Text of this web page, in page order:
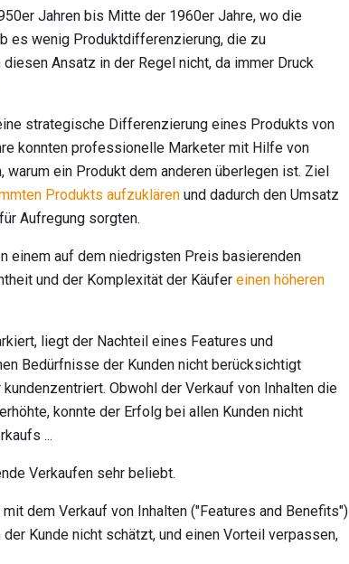
Jahren bis Mitte der 1960er Jahre, wo die
es wenig Produktdifferenzierung, die zu
Ansatz in der Regel nicht, da immer Druck
strategische Differenzierung eines Produkts von
konnten professionelle Marketer mit Hilfe von
ein Produkt dem anderen überlegen ist. Ziel
Produkts aufzuklären und dadurch den Umsatz
Aufregung sorgten.
einem auf dem niedrigsten Preis basierenden
und der Komplexität der Käufer einen höheren
liegt der Nachteil eines Features und
Bedürfnisse der Kunden nicht berücksichtigt
Obwohl der Verkauf von Inhalten die
konnte der Erfolg bei allen Kunden nicht
...
Verkaufen sehr beliebt.
dem Verkauf von Inhalten ("Features and Benefits")
Kunde nicht schätzt, und einen Vorteil verpassen,